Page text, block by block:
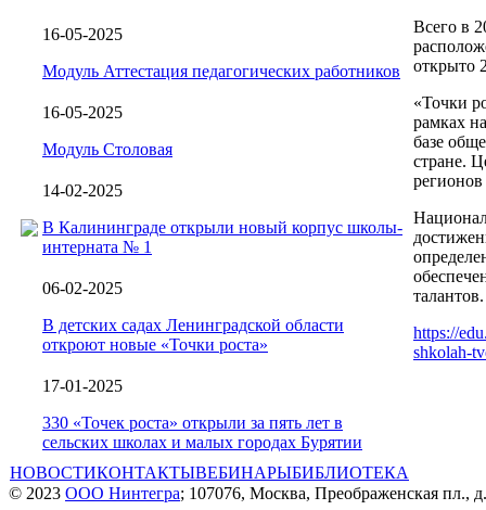
16-05-2025
Модуль Аттестация педагогических работников
16-05-2025
Модуль Столовая
14-02-2025
В Калининграде открыли новый корпус школы-
интерната № 1
06-02-2025
В детских садах Ленинградской области
откроют новые «Точки роста»
17-01-2025
330 «Точек роста» открыли за пять лет в
сельских школах и малых городах Бурятии
Всего в
открыто
«Точки
рамках
базе
стране.
https://
shkolah-
НОВОСТИКОНТАКТЫВЕБИНАРЫБИБЛИОТЕКА
© 2023 ООО Нинтегра; 107076, Москва, Преображенская пл.,